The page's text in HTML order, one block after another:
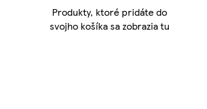
Produkty, ktoré pridáte do
svojho košíka sa zobrazia tu